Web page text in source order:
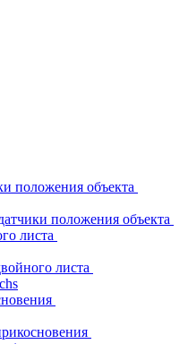
положения объекта
положения объекта
листа
листа